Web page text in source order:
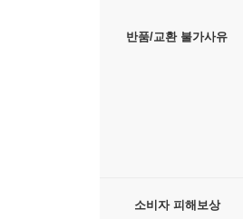
반품/교환 불가사유
소비자 피해보상